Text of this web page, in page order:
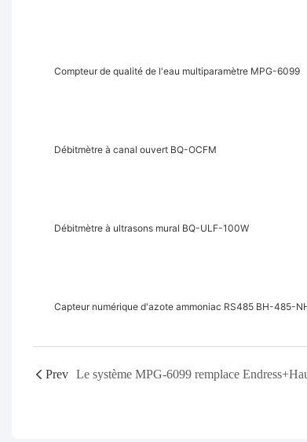
Compteur de qualité de l'eau multiparamètre MPG-6099
Débitmètre à canal ouvert BQ-OCFM
Débitmètre à ultrasons mural BQ-ULF-100W
Capteur numérique d'azote ammoniac RS485 BH-485-
Prev